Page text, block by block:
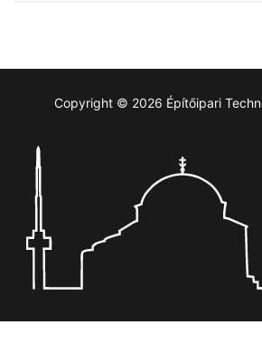
Copyright © 2026 Építőipari